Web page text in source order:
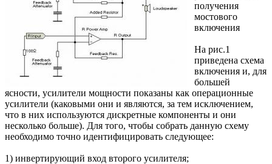
получения
мостового
включения
На рис.1
приведена схема
включения и, для
большей
ясности, усилители мощности показаны как операционные
усилители (каковыми они и являются, за тем исключением,
что в них используются дискретные компоненты и они
несколько больше). Для того, чтобы собрать данную схему
необходимо точно идентифицировать следующее:
1) инвертирующий вход второго усилителя;